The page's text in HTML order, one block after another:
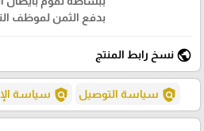
بدفع الثمن لموظف
public نسخ رابط المنتج
policy سياسة التوصيل policy سياسة